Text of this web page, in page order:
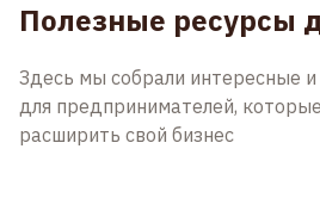
Полезные ресурсы
Здесь мы собрали интересные
для предпринимателей,
расширить свой бизнес